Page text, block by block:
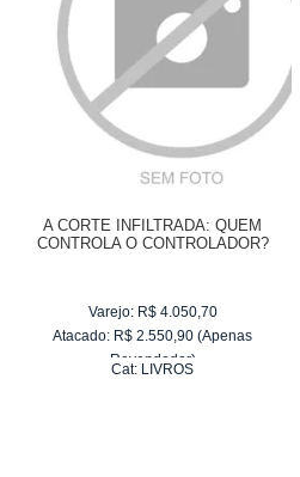
A CORTE INFILTRADA: QUEM
CONTROLA O CONTROLADOR?
Varejo: R$ 4.050,70
Atacado: R$ 2.550,90 (Apenas
Revendedor)
Cat: LIVROS